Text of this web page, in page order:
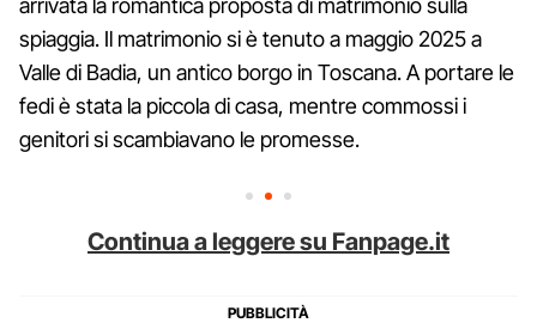
arrivata la romantica proposta di matrimonio sulla
spiaggia. Il matrimonio si è tenuto a maggio 2025 a
Valle di Badia, un antico borgo in Toscana. A portare le
fedi è stata la piccola di casa, mentre commossi i
genitori si scambiavano le promesse.
Continua a leggere su Fanpage.it